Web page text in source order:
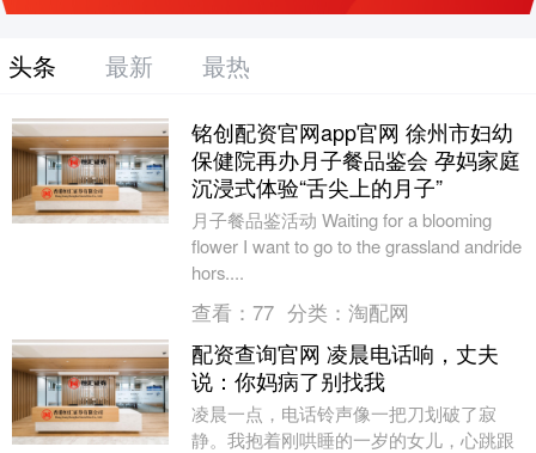
头条 最新 最热
铭创配资官网app官网 徐州市妇幼
保健院再办月子餐品鉴会 孕妈家庭
沉浸式体验“舌尖上的月子”
月子餐品鉴活动 Waiting for a blooming
flower I want to go to the grassland andride
hors....
查看： 77 分类： 淘配网
配资查询官网 凌晨电话响，丈夫
说：你妈病了别找我
凌晨一点，电话铃声像一把刀划破了寂
静。我抱着刚哄睡的一岁的女儿，心跳跟